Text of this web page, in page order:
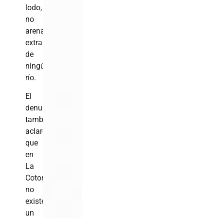
lodo,
no
arena
extraída
de
ningún
río.
El
denunciante
también
aclaró
que
en
La
Cotorra
no
existe
un